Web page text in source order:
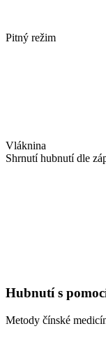
Pitný režim
Vláknina
Shrnutí hubnutí dle
Hubnutí s
Metody čínské